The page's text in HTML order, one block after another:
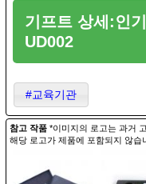
기프트 상세:인
UD002
#교육기관
참고 작품 *이미지의 로고는 과거
해당 로고가 제품에 포함되지 않습